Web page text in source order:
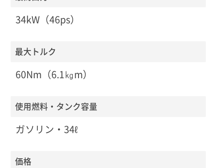
34kW（46ps）
最大トルク
60Nm（6.1㎏m）
使用燃料・タンク容量
ガソリン・34ℓ
価格